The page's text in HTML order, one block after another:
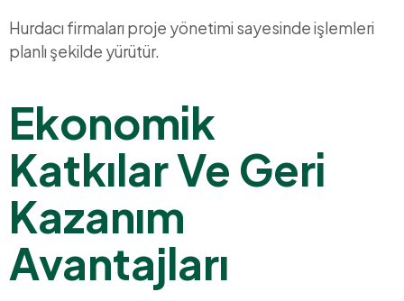
Hurdacı firmaları proje yönetimi sayesinde işlemleri
planlı şekilde yürütür.
Ekonomik
Katkılar Ve Geri
Kazanım
Avantajları